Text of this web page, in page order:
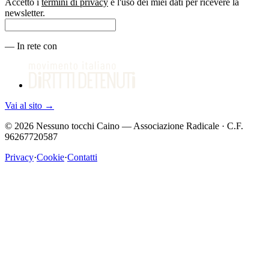
Accetto i termini di privacy e l'uso dei miei dati per ricevere la
newsletter.
— In rete con
Vai al sito →
© 2026 Nessuno tocchi Caino — Associazione Radicale · C.F.
96267720587
Privacy·Cookie·Contatti